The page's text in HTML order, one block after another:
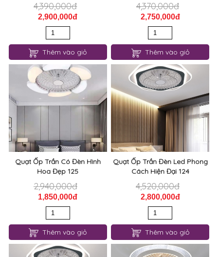
4,390,000đ
2,900,000đ
Thêm vào giỏ
4,370,000đ
2,750,000đ
Thêm vào giỏ
Quạt Ốp Trần Có Đèn Hình
Hoa Đẹp 125
2,940,000đ
1,850,000đ
Thêm vào giỏ
Quạt Ốp Trần Đèn Led Phong
Cách Hiện Đại 124
4,520,000đ
2,800,000đ
Thêm vào giỏ